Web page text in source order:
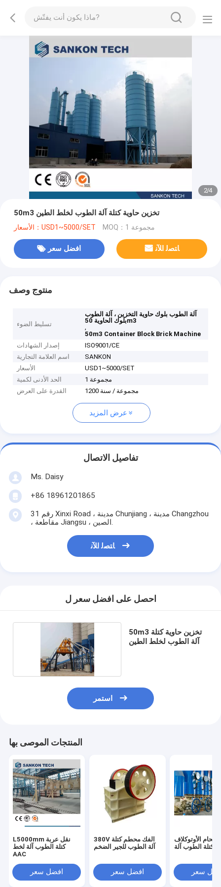
2/4
50m3 تخزين حاوية كتلة آلة الطوب لخلط الطين
الأسعار：USD1~5000/SET MOQ：1 مجموعة
افضل سعر ﺎﺘﺼﻟ ﺍﻶﻧ
منتوج وصف
تسليط الضوء
آلة الطوب بلوك حاوية التخزين ، آلة الطوب
بلوك الحاوية 50m3
,
50m3 Container Block Brick Machine
إصدار الشهادات
ISO9001/CE
اسم العلامة التجارية
SANKON
الأسعار
USD1~5000/SET
الحد الأدنى لكمية
1 مجموعة
القدرة على العرض
1200 مجموعة / سنة
عرض المزيد
تفاصيل الاتصال
Ms. Daisy
+86 18961201865
رقم 31 Xinxi Road ، مدينة Chunjiang ، مدينة Changzhou
ﺎﺘﺼﻟ ﺍﻶﻧ
احصل على افضل سعر ل
50m3 تخزين حاوية كتلة
آلة الطوب لخلط الطين
استمر
المنتجات الموصى بها
L5000mm نقل عربة
كتلة الطوب آلة لخط
AAC
افضل سعر
380V الفك محطم كتلة
آلة الطوب للجير الضخم
افضل سعر
لحام الأوتوكلاف
كتلة الطوب آلة
سعر